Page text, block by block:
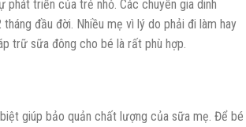
triển của trẻ nhỏ. Các chuyên gia dinh
đầu đời. Nhiều mẹ vì lý do phải đi làm hay
trữ sữa đông cho bé là rất phù hợp.
giúp bảo quản chất lượng của sữa mẹ. Để bé